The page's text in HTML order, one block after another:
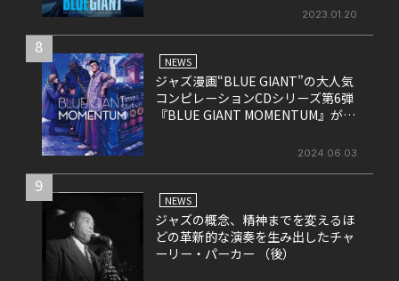
2023.01.20
8
NEWS
ジャズ漫画“BLUE GIANT”の大人気
コンピレーションCDシリーズ第6弾
『BLUE GIANT MOMENTUM』が6
2024.06.03
9
NEWS
ジャズの概念、精神までを変えるほ
どの革新的な演奏を生み出したチャ
ーリー・パーカー （後）